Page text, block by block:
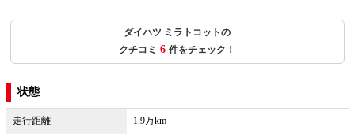
ダイハツ ミラトコットの
クチコミ 6 件をチェック！
状態
走行距離 1.9万km